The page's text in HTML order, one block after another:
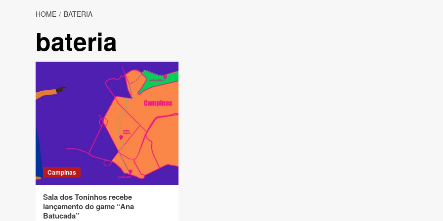
HOME BATERIA
bateria
Campinas
Sala dos Toninhos recebe
lançamento do game “Ana
Batucada”